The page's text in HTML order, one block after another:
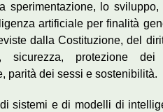
sperimentazione, lo
artificiale per finalità
dalla Costituzione, del
sicurezza, protezione
parità dei sessi e sostenibilità.
sistemi e di modelli di